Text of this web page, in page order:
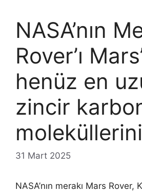
NASA’nın
Rover’ı
henüz en
zincir
31 Mart 2025
NASA’nın merakı Mars Rover,